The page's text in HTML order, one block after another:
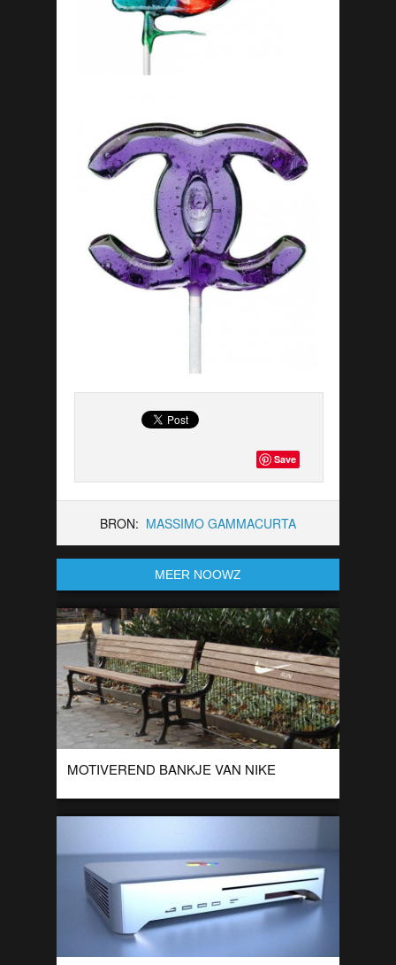
Save
BRON: MASSIMO GAMMACURTA
MEER NOOWZ
MOTIVEREND BANKJE VAN NIKE
Hoe zet je mensen aan om meer te bewegen? Misschien wel
door gewoon simpelweg hun zitplek weg te halen. Dit bankje